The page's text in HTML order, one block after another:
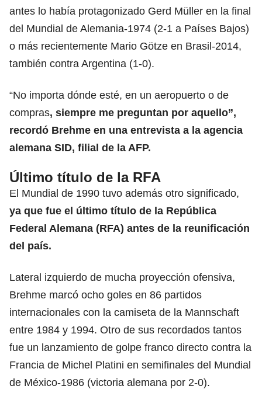
antes lo había protagonizado Gerd Müller en la final
del Mundial de Alemania-1974 (2-1 a Países Bajos)
o más recientemente Mario Götze en Brasil-2014,
también contra Argentina (1-0).
“No importa dónde esté, en un aeropuerto o de
compras, siempre me preguntan por aquello”,
recordó Brehme en una entrevista a la agencia
alemana SID, filial de la AFP.
Último título de la RFA
El Mundial de 1990 tuvo además otro significado,
ya que fue el último título de la República
Federal Alemana (RFA) antes de la reunificación
del país.
Lateral izquierdo de mucha proyección ofensiva,
Brehme marcó ocho goles en 86 partidos
internacionales con la camiseta de la Mannschaft
entre 1984 y 1994. Otro de sus recordados tantos
fue un lanzamiento de golpe franco directo contra la
Francia de Michel Platini en semifinales del Mundial
de México-1986 (victoria alemana por 2-0).